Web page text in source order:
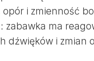
i zmienność
zabawka ma
dźwięków i zmian